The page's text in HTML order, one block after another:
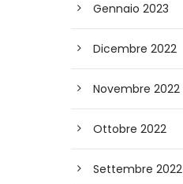
Gennaio 2023
Dicembre 2022
Novembre 2022
Ottobre 2022
Settembre 2022